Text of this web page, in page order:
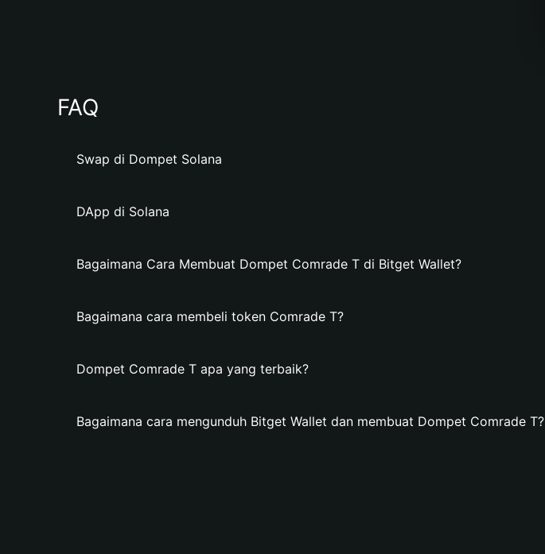
FAQ
Swap di Dompet Solana
DApp di Solana
Bagaimana Cara Membuat Dompet Comrade T di Bitget Wallet?
Bagaimana cara membeli token Comrade T?
Dompet Comrade T apa yang terbaik?
Bagaimana cara mengunduh Bitget Wallet dan membuat Dompet Comrade T?